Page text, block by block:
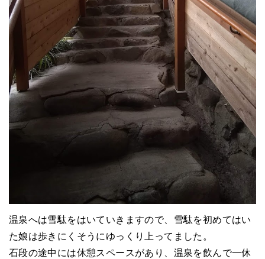
温泉へは雪駄をはいていきますので、雪駄を初めてはい
た娘は歩きにくそうにゆっくり上ってました。
石段の途中には休憩スペースがあり、温泉を飲んで一休